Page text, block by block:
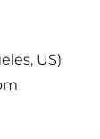
US)